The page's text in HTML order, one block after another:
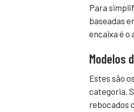
Para
baseadas
encaixa é o
Modelos
Estes são
categoria.
rebocados